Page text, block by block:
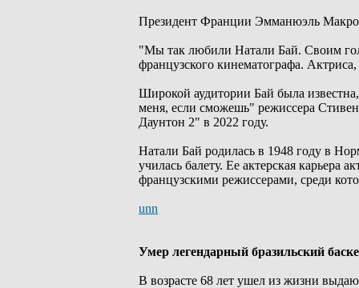
Президент Франции Эмманюэль
"Мы так любили Натали Бай. Своим
французского кинематографа.
Широкой аудитории Бай была
меня, если сможешь" режиссера
Даунтон 2" в 2022 году.
Натали Бай родилась в 1948 году в
училась балету. Ее актерская карьера
французскими режиссерами, среди
unn
Умер легендарный бразильский
В возрасте 68 лет ушел из жизни